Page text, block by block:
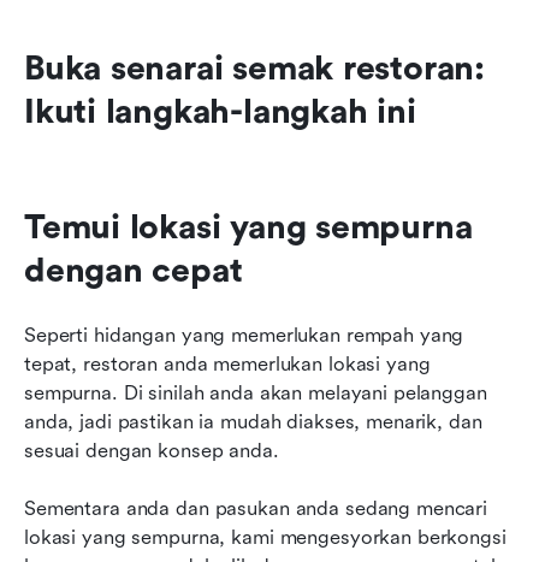
Buka senarai semak restoran:
Ikuti langkah-langkah ini
Temui lokasi yang sempurna
dengan cepat
Seperti hidangan yang memerlukan rempah yang
tepat, restoran anda memerlukan lokasi yang
sempurna. Di sinilah anda akan melayani pelanggan
anda, jadi pastikan ia mudah diakses, menarik, dan
sesuai dengan konsep anda.
Sementara anda dan pasukan anda sedang mencari
lokasi yang sempurna, kami mengesyorkan berkongsi